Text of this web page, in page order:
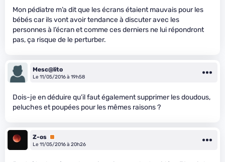
Mon pédiatre m’a dit que les écrans étaient mauvais pour les
bébés car ils vont avoir tendance à discuter avec les
personnes à l’écran et comme ces derniers ne lui répondront
pas, ça risque de le perturber.
Mesc@lito
Le 11/05/2016 à 19h58
Dois-je en déduire qu’il faut également supprimer les doudous,
peluches et poupées pour les mêmes raisons ?
Z-os Premium
Le 11/05/2016 à 20h26